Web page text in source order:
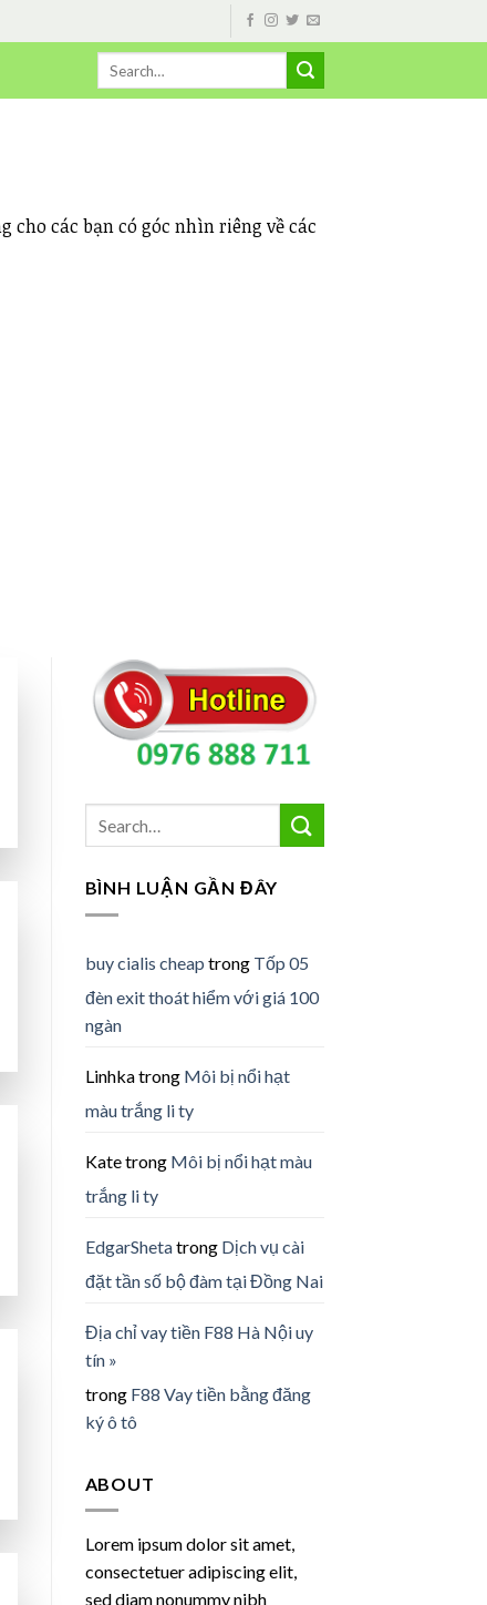
cho các bạn có góc nhìn riêng về các
BÌNH LUẬN GẦN ĐÂY
buy cialis cheap trong Tốp 05
đèn exit thoát hiểm với giá 100
ngàn
Linhkatrong Môi bị nổi hạt
màu trắng li ty
Katetrong Môi bị nổi hạt màu
trắng li ty
EdgarShetatrong Dịch vụ cài
đặt tần số bộ đàm tại Đồng Nai
Địa chỉ vay tiền F88 Hà Nội uy
tín »
trong F88 Vay tiền bằng đăng
ký ô tô
ABOUT
Lorem ipsum dolor sit amet,
consectetuer adipiscing elit,
sed diam nonummy nibh